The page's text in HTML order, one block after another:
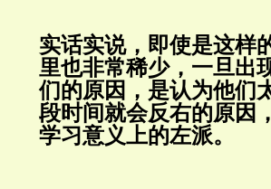
实话实说，即使是这样
里也非常稀少，一旦出
们的原因，是认为他们
段时间就会反右的原因
学习意义上的左派。